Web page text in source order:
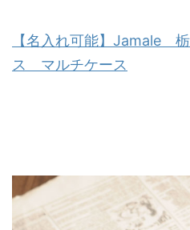
【名入れ可能】Jamale
ス マルチケース